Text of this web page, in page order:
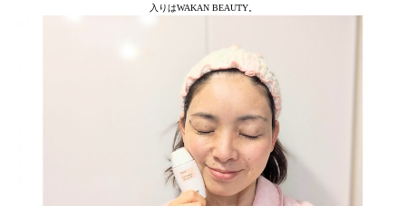
入りはWAKAN BEAUTY。